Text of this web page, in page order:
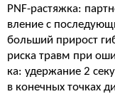
PNF-растяжка:
вление с
больший прирост
риска травм при
ка: удержание 2
в конечных точках